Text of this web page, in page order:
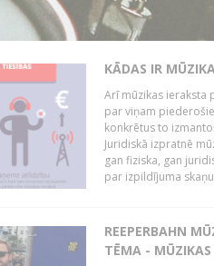
KĀDAS IR
Arī mūzikas ieraksta
par viņam
konkrētus to
Juridiskā izpratnē
gan fiziska, gan
par izpildījuma
REEPERBAHN
TĒMA -